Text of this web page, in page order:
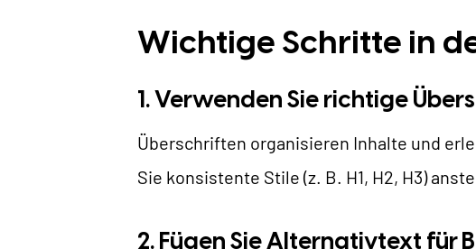
Wichtige Schritte in
1. Verwenden Sie richtige
Überschriften organisieren Inhalte und
Sie konsistente Stile (z. B. H1, H2, H3)
2. Fügen Sie Alternativtext für